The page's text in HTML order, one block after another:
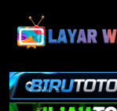
content